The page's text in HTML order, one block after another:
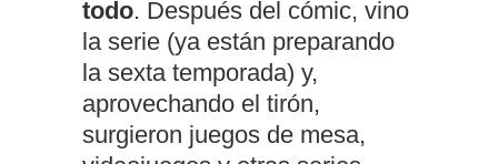
todo. Después del cómic, vino
la serie (ya están preparando
la sexta temporada) y,
aprovechando el tirón,
surgieron juegos de mesa,